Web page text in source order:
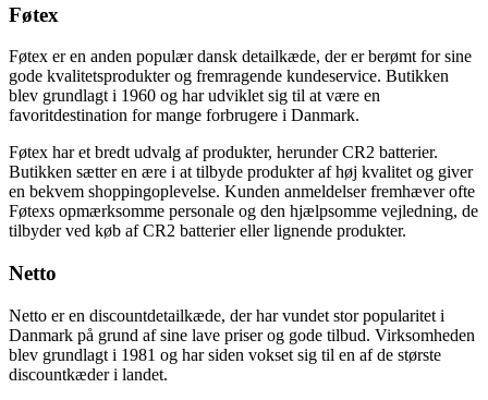
Føtex
Føtex er en anden populær dansk detailkæde, der er berømt for sine
gode kvalitetsprodukter og fremragende kundeservice. Butikken
blev grundlagt i 1960 og har udviklet sig til at være en
favoritdestination for mange forbrugere i Danmark.
Føtex har et bredt udvalg af produkter, herunder CR2 batterier.
Butikken sætter en ære i at tilbyde produkter af høj kvalitet og giver
en bekvem shoppingoplevelse. Kunden anmeldelser fremhæver ofte
Føtexs opmærksomme personale og den hjælpsomme vejledning, de
tilbyder ved køb af CR2 batterier eller lignende produkter.
Netto
Netto er en discountdetailkæde, der har vundet stor popularitet i
Danmark på grund af sine lave priser og gode tilbud. Virksomheden
blev grundlagt i 1981 og har siden vokset sig til en af de største
discountkæder i landet.